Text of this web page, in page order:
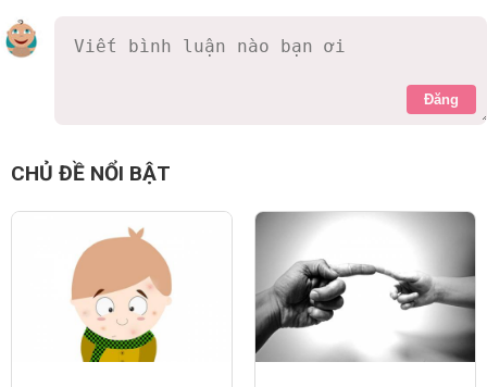
Đăng
CHỦ ĐỀ NỔI BẬT